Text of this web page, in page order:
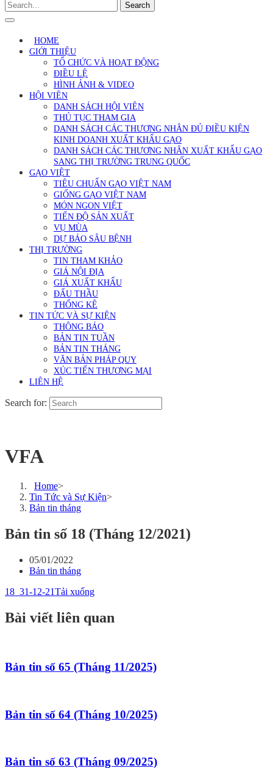
Search
HOME
GIỚI THIỆU
TỔ CHỨC VÀ HOẠT ĐỘNG
ĐIỀU LỆ
HÌNH ẢNH & VIDEO
HỘI VIÊN
DANH SÁCH HỘI VIÊN
THỦ TỤC THAM GIA
DANH SÁCH CÁC THƯƠNG NHÂN ĐỦ ĐIỀU KIỆN
KINH DOANH XUẤT KHẨU GẠO
DANH SÁCH CÁC THƯƠNG NHÂN XUẤT KHẨU GẠO
SANG THỊ TRƯỜNG TRUNG QUỐC
GẠO VIỆT
TIÊU CHUẨN GẠO VIỆT NAM
GIỐNG GẠO VIỆT NAM
MÓN NGON VIỆT
TIẾN ĐỘ SẢN XUẤT
VỤ MÙA
DỰ BÁO SÂU BỆNH
THỊ TRƯỜNG
TIN THAM KHẢO
GIÁ NỘI ĐỊA
GIÁ XUẤT KHẨU
ĐẤU THẦU
THỐNG KÊ
TIN TỨC VÀ SỰ KIỆN
THÔNG BÁO
BẢN TIN TUẦN
BẢN TIN THÁNG
VĂN BẢN PHÁP QUY
XÚC TIẾN THƯƠNG MẠI
LIÊN HỆ
Search for:
VFA
Home>
Tin Tức và Sự Kiện>
Bản tin tháng
Bản tin số 18 (Tháng 12/2021)
05/01/2022
Bản tin tháng
18_31-12-21Tải xuống
Bài viết liên quan
Bản tin số 65 (Tháng 11/2025)
Bản tin số 64 (Tháng 10/2025)
Bản tin số 63 (Tháng 09/2025)